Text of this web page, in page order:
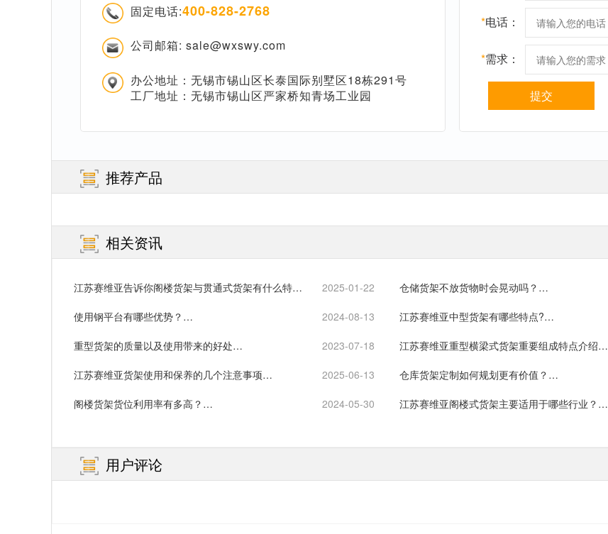
固定电话:400-828-2768
公司邮箱: sale@wxswy.com
办公地址：无锡市锡山区长泰国际别墅区18栋291号
工厂地址：无锡市锡山区严家桥知青场工业园
*电话：
*需求：
提交
推荐产品
相关资讯
江苏赛维亚告诉你阁楼货架与贯通式货架有什么特
2025-01-22 仓储货架不放货物时会晃动吗？…
使用钢平台有哪些优势？… 2024-08-13 江苏赛维亚中型货架有哪些特点?…
重型货架的质量以及使用带来的好处… 2023-07-18 江苏赛维亚重型横梁式货架重要组成特点介绍…
江苏赛维亚货架使用和保养的几个注意事项… 2025-06-13 仓库货架定制如何规划更有价值？…
阁楼货架货位利用率有多高？… 2024-05-30 江苏赛维亚阁楼式货架主要适用于哪些行业？…
用户评论